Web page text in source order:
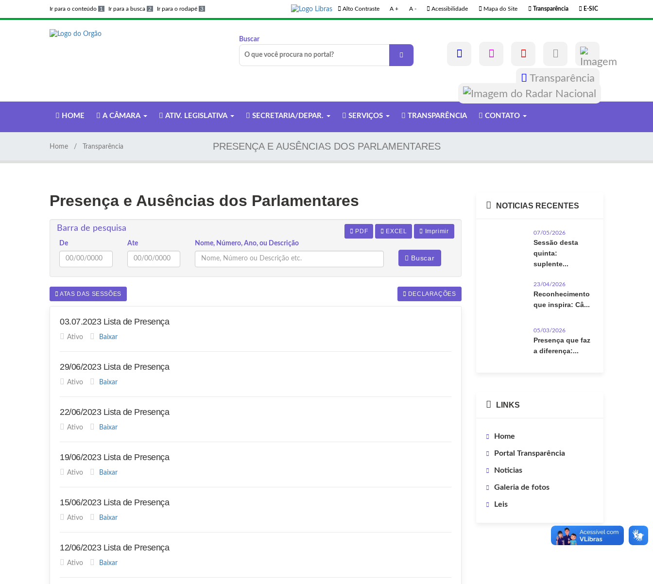
Ir para o conteúdo 1 Ir para a busca 2 Ir para o rodapé 3 Alto Contraste A + A - Acessibilidade Mapa do Site Transparência E-SIC
Buscar
Transparência
HOME A CÂMARA ATIV. LEGISLATIVA SECRETARIA/DEPAR. SERVIÇOS TRANSPARÊNCIA CONTATO
PRESENÇA E AUSÊNCIAS DOS PARLAMENTARES
Home Transparência
Presença e Ausências dos Parlamentares
Barra de pesquisa PDF EXCEL
Imprimir
De
Ate Nome, Número, Ano, ou Descrição
Buscar
ATAS DAS SESSÕES DECLARAÇÕES
03.07.2023 Lista de Presença
Ativo Baixar
29/06/2023 Lista de Presença
Ativo Baixar
22/06/2023 Lista de Presença
Ativo Baixar
19/06/2023 Lista de Presença
Ativo Baixar
15/06/2023 Lista de Presença
Ativo Baixar
12/06/2023 Lista de Presença
Ativo Baixar
NOTICIAS RECENTES
07/05/2026
Sessão desta
quinta:
suplente...
23/04/2026
Reconhecimento
que inspira: Câ...
05/03/2026
Presença que faz
a diferença:...
LINKS
Home
Portal Transparência
Noticias
Galeria de fotos
Leis